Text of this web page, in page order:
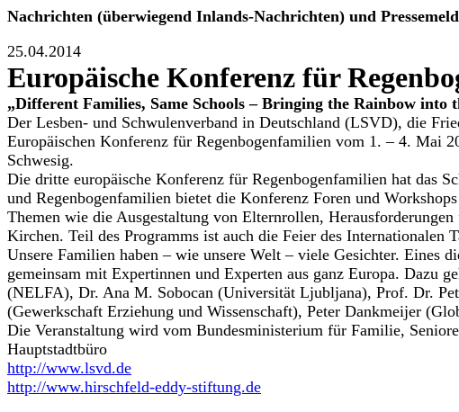
Nachrichten (überwiegend Inlands-Nachrichten) und
25.04.2014
Europäische Konferenz für
„Different Families, Same Schools – Bringing the Rainbow into
Der Lesben- und Schwulenverband in Deutschland (LSVD), die
Europäischen Konferenz für Regenbogenfamilien vom 1. – 4. Mai
Schwesig.
Die dritte europäische Konferenz für Regenbogenfamilien hat das
und Regenbogenfamilien bietet die Konferenz Foren und
Themen wie die Ausgestaltung von Elternrollen,
Kirchen. Teil des Programms ist auch die Feier des Internationalen
Unsere Familien haben – wie unsere Welt – viele Gesichter. Eines
gemeinsam mit Expertinnen und Experten aus ganz Europa. Dazu
(NELFA), Dr. Ana M. Sobocan (Universität Ljubljana), Prof. Dr.
(Gewerkschaft Erziehung und Wissenschaft), Peter Dankmeijer
Die Veranstaltung wird vom Bundesministerium für Familie,
Hauptstadtbüro
http://www.lsvd.de
http://www.hirschfeld-eddy-stiftung.de